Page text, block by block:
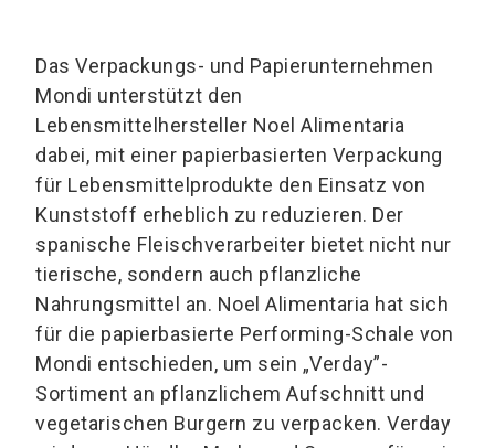
Das Verpackungs- und Papierunternehmen
Mondi unterstützt den
Lebensmittelhersteller Noel Alimentaria
dabei, mit einer papierbasierten Verpackung
für Lebensmittelprodukte den Einsatz von
Kunststoff erheblich zu reduzieren. Der
spanische Fleischverarbeiter bietet nicht nur
tierische, sondern auch pflanzliche
Nahrungsmittel an. Noel Alimentaria hat sich
für die papierbasierte Performing-Schale von
Mondi entschieden, um sein „Verday”-
Sortiment an pflanzlichem Aufschnitt und
vegetarischen Burgern zu verpacken. Verday